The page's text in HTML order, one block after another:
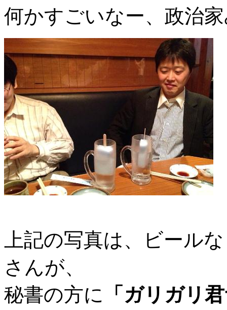
何かすごいなー、政治
上記の写真は、ビール
さんが、
秘書の方に 「ガリガリ